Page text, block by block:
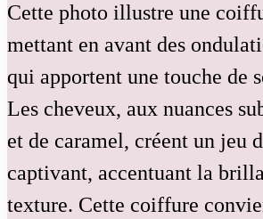
Cette photo illustre une
mettant en avant des
qui apportent une touche de
Les cheveux, aux nuances
et de caramel, créent un jeu
captivant, accentuant la
texture. Cette coiffure